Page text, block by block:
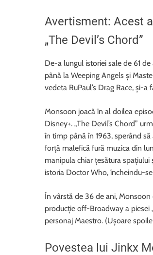
Avertisment: Acest
„The Devil’s Chord”
De-a lungul istoriei sale de 61
până la Weeping Angels și
vedeta RuPaul’s Drag Race, și-
Monsoon joacă în al doilea
Disney+. „The Devil’s Chord”
în timp până în 1963, sperând
forță malefică fură muzica din
manipula chiar țesătura spațiului
istoria Doctor Who, încheindu-
În vârstă de 36 de ani,
producție off-Broadway a piesei
personaj Maestro. (Ușoare
Povestea lui Jinkx